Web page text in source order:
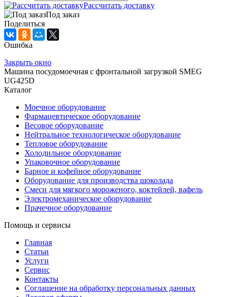
Рассчитать доставку
Под заказ
Поделиться
Ошибка
Закрыть окно
Машина посудомоечная с фронтальной загрузкой SMEG
UG425D
Каталог
Моечное оборудование
Фармацевтическое оборудование
Весовое оборудование
Нейтральное технологическое оборудование
Тепловое оборудование
Холодильное оборудование
Упаковочное оборудование
Барное и кофейное оборудование
Оборудование для производства шоколада
Смеси для мягкого мороженого, коктейлей, вафель
Электромеханическое оборудование
Прачечное оборудование
Помощь и сервисы
Главная
Статьи
Услуги
Сервис
Контакты
Соглашение на обработку персональных данных